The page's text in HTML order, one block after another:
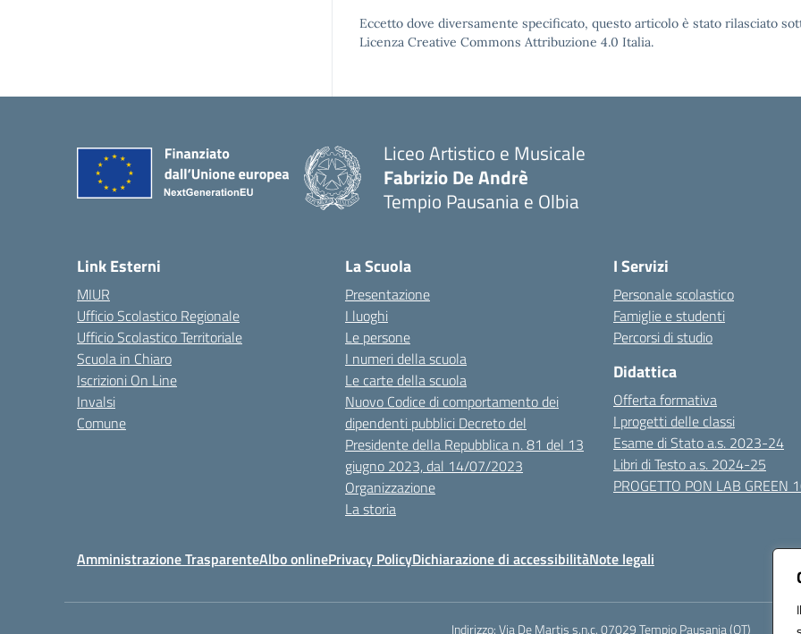
Eccetto dove diversamente specificato, questo articolo è stato rilasciato
Licenza Creative Commons Attribuzione 4.0 Italia.
Liceo Artistico e Musicale
Fabrizio De Andrè
Tempio Pausania e Olbia
Link Esterni
MIUR
Ufficio Scolastico Regionale
Ufficio Scolastico Territoriale
Scuola in Chiaro
Iscrizioni On Line
Invalsi
Comune
La Scuola
Presentazione
I luoghi
Le persone
I numeri della scuola
Le carte della scuola
Nuovo Codice di comportamento dei
dipendenti pubblici Decreto del
Presidente della Repubblica n. 81 del 13
giugno 2023, dal 14/07/2023
Organizzazione
La storia
I Servizi
Personale scolastico
Famiglie e studenti
Percorsi di studio
Didattica
Offerta formativa
I progetti delle classi
Esame di Stato a.s. 2023-24
Libri di Testo a.s. 2024-25
PROGETTO PON LAB GREEN
Amministrazione TrasparenteAlbo onlinePrivacy PolicyDichiarazione di accessibilitàNote legali
Indirizzo:Via De Martis s.n.c. 07029 Tempio Pausania (OT)